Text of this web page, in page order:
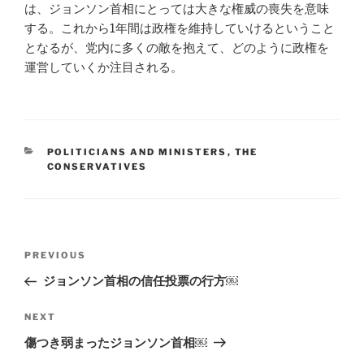
は、ジョンソン首相にとっては大きな権威の喪失を意味
する。これから1年間は政権を維持していけるということ
となるが、党内に多くの敵を抱えて、どのように政権を
運営していくか注目される。
CATEGORIES
POLITICIANS AND MINISTERS , THE
CONSERVATIVES
Previous
Post
PREVIOUS
ジョンソン首相の信任投票の行方￼
Next
Post
NEXT
傷つき弱まったジョンソン首相￼